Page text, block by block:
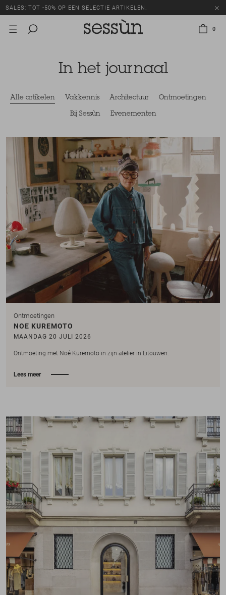
SALES: TOT -50% OP EEN SELECTIE ARTIKELEN.
0
In het journaal
Alle artikelen Vakkennis Architectuur Ontmoetingen
Bij Sessùn Evenementen
Ontmoetingen
NOE KUREMOTO
MAANDAG 20 JULI 2026
Ontmoeting met Noé Kuremoto in zijn atelier in Litouwen.
Lees meer